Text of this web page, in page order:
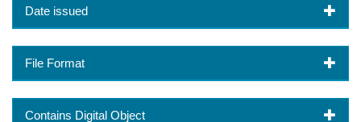
Date issued
File Format
Contains Digital Object